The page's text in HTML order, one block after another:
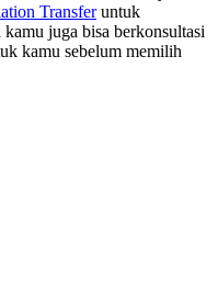
Transferuntuk
juga bisa berkonsultasi
kamu sebelum memilih